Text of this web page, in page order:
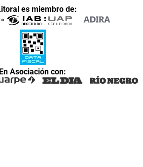
es miembro de:
En Asociación con: